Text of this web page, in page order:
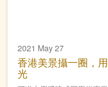
2021 May 27
香港美景攝一圈，
光